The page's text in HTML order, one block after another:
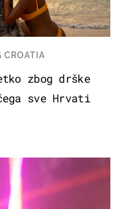
CROATIA
zbog drške
sve Hrvati